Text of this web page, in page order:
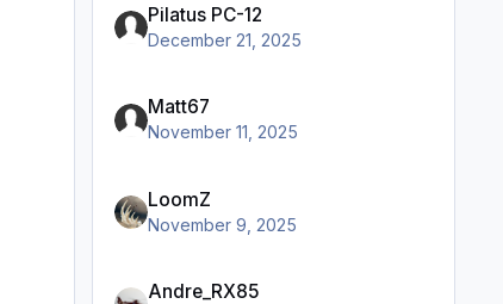
Pilatus PC-12
December 21, 2025
Matt67
November 11, 2025
LoomZ
November 9, 2025
Andre_RX85